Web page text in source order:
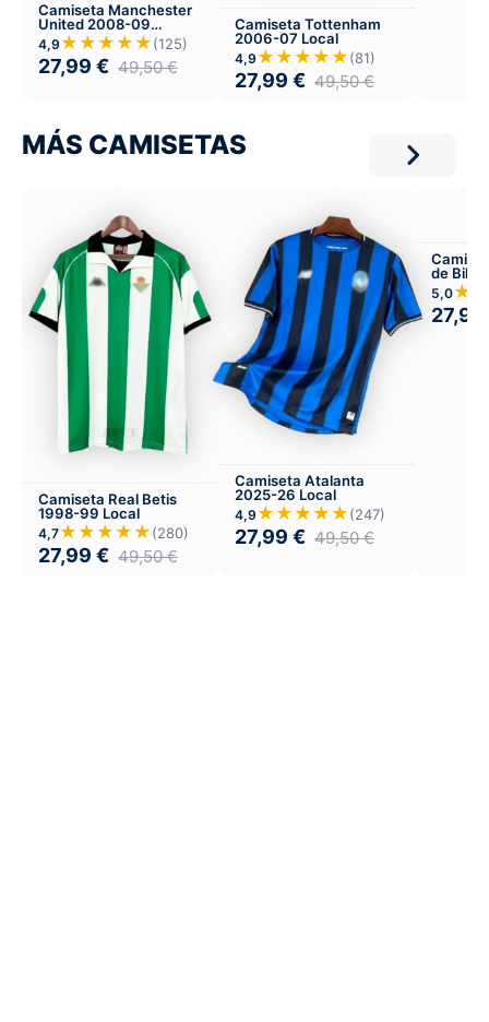
Camiseta Manchester
United 2008-09
Visitante
4,9 ★★★★★(125)
27,99 € 49,50€
Camiseta Tottenham
2006-07 Local
4,9 ★★★★★(81)
27,99 € 49,50€
MÁS CAMISETAS
Camiseta Real Betis
1998-99 Local
4,7★★★★★(280)
27,99 € 49,50€
Camiseta Atalanta
2025-26 Local
4,9 ★★★★★(247)
27,99 € 49,50€
de
5,0
27,99